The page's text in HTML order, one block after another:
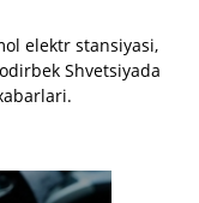
elektr stansiyasi,
Shvetsiyada
xabarlari.